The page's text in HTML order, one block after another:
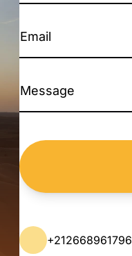
Email
Message
+212668961796